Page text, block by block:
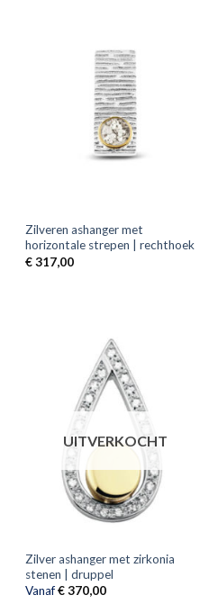
Zilveren ashanger met
horizontale strepen | rechthoek
€317,00
UITVERKOCHT
Zilver ashanger met zirkonia
stenen | druppel
Vanaf€370,00